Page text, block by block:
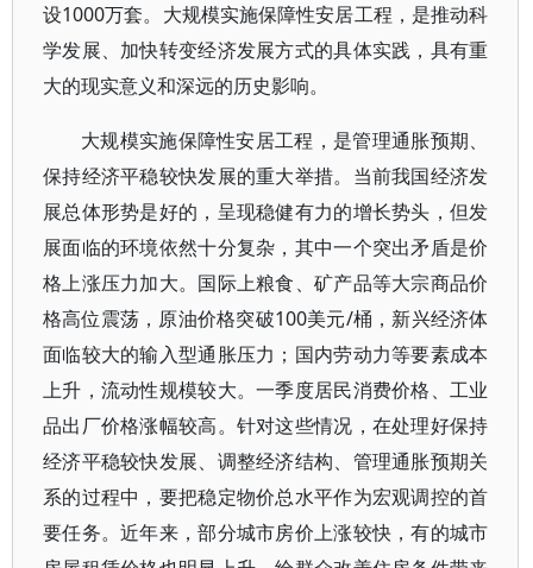
设1000万套。大规模实施保障性安居工程，是推动科
学发展、加快转变经济发展方式的具体实践，具有重
大的现实意义和深远的历史影响。
大规模实施保障性安居工程，是管理通胀预期、
保持经济平稳较快发展的重大举措。当前我国经济发
展总体形势是好的，呈现稳健有力的增长势头，但发
展面临的环境依然十分复杂，其中一个突出矛盾是价
格上涨压力加大。国际上粮食、矿产品等大宗商品价
格高位震荡，原油价格突破100美元/桶，新兴经济体
面临较大的输入型通胀压力；国内劳动力等要素成本
上升，流动性规模较大。一季度居民消费价格、工业
品出厂价格涨幅较高。针对这些情况，在处理好保持
经济平稳较快发展、调整经济结构、管理通胀预期关
系的过程中，要把稳定物价总水平作为宏观调控的首
要任务。近年来，部分城市房价上涨较快，有的城市